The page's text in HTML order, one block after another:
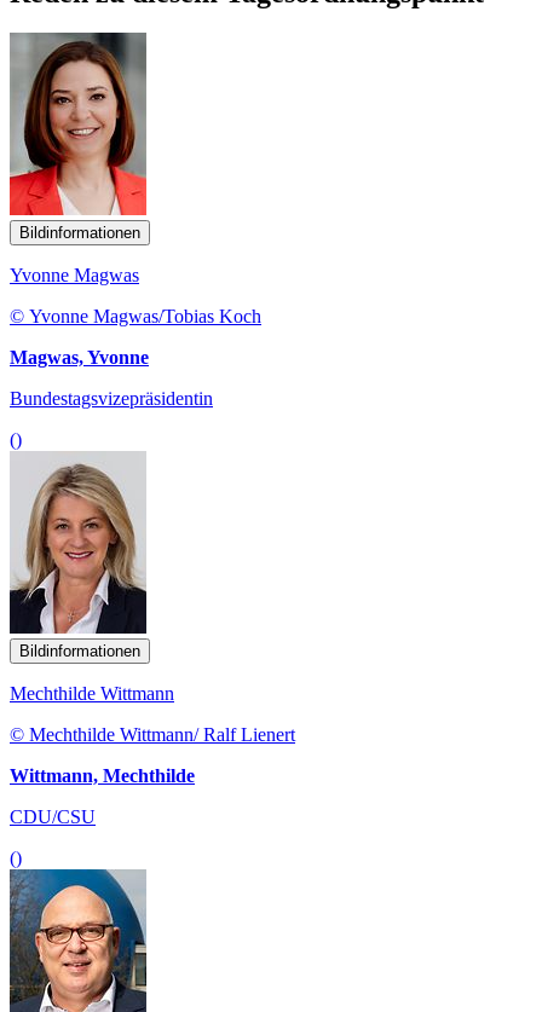
Bildinformationen
Yvonne Magwas
© Yvonne Magwas/Tobias Koch
Magwas, Yvonne
Bundestagsvizepräsidentin
()
Bildinformationen
Mechthilde Wittmann
© Mechthilde Wittmann/ Ralf Lienert
Wittmann, Mechthilde
CDU/CSU
()